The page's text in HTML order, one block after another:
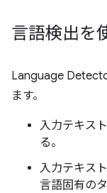
言語検出を
Language
ます。
入力テキス
る。
入力テキス
言語固有の